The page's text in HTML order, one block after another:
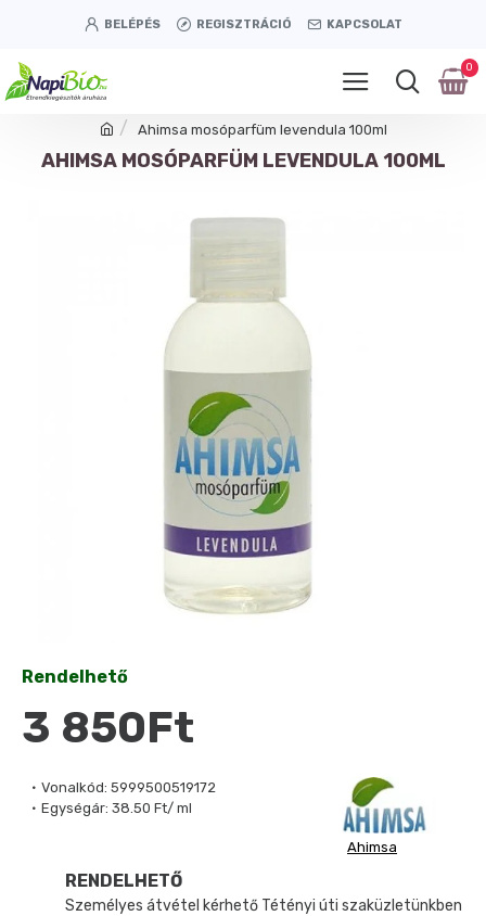
BELÉPÉS REGISZTRÁCIÓ KAPCSOLAT
0
Ahimsa mosóparfüm levendula 100ml
AHIMSA MOSÓPARFÜM LEVENDULA 100ML
Vonalkód: 5999500519172
Egységár: 38.50 Ft/ ml
Ahimsa
Rendelhető
3 850Ft
RENDELHETŐ
Személyes átvétel kérhető Tétényi úti szaküzletünkben